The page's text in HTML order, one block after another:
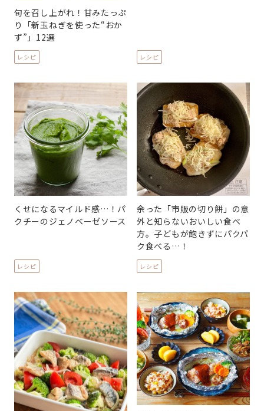
旬を召し上がれ！甘みたっぷ
り「新玉ねぎを使った“おか
ず”」12選
レシピ レシピ
くせになるマイルド感…！パ
クチーのジェノベーゼソース
レシピ
余った「市販の切り餅」の意
外と知らないおいしい食べ
方。子どもが飽きずにパクパ
ク食べる…！
レシピ